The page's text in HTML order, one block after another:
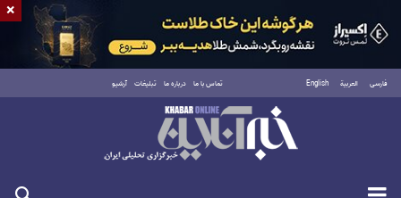
فارسی العربية English تماس با ما درباره ما تبلیغات آرشیو
یکشنبه ۱۸ مرداد ۱۴۰۵
×